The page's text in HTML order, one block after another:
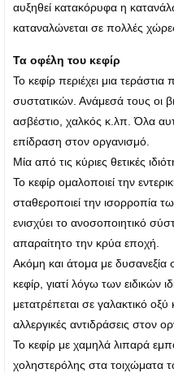
αυξηθεί κατακόρυφα η
καταναλώνεται σε πολλές
Τα οφέλη του κεφίρ
Το κεφίρ περιέχει μια
συστατικών. Ανάμεσά τους οι
ασβέστιο, χαλκός κ.λπ. Όλα
επίδραση στον οργανισμό.
Μία από τις κύριες θετικές
Το κεφίρ ομαλοποιεί την
σταθεροποιεί την ισορροπία
ενισχύει το ανοσοποιητικό
απαραίτητο την κρύα εποχή.
Ακόμη και άτομα με
κεφίρ, γιατί λόγω των ειδικών
μετατρέπεται σε γαλακτικό
αλλεργικές αντιδράσεις στον
Το κεφίρ με χαμηλά λιπαρά
χοληστερόλης στα τοιχώματα